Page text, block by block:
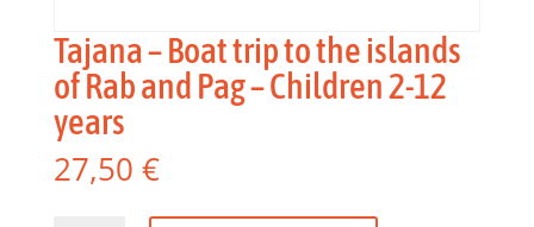
Tajana – Boat trip to the islands
of Rab and Pag – Children 2-12
years
27,50 €